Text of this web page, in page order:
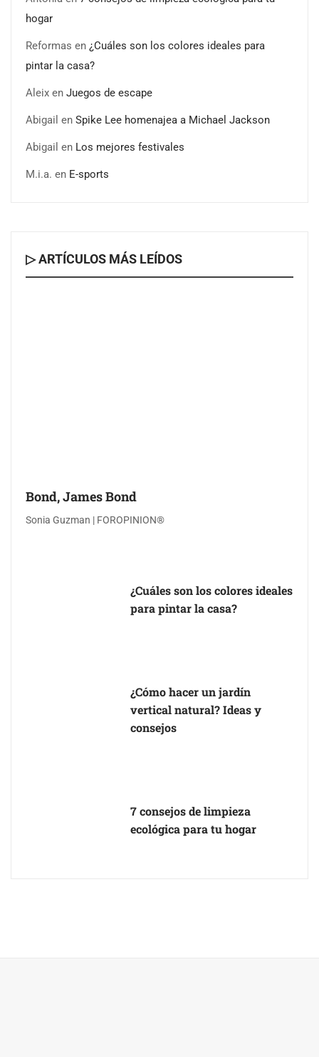
hogar
Reformas en ¿Cuáles son los colores ideales para
pintar la casa?
Aleix en Juegos de escape
Abigail en Spike Lee homenajea a Michael Jackson
Abigail en Los mejores festivales
M.i.a. en E-sports
▷ ARTÍCULOS MÁS LEÍDOS
Bond, James Bond
Sonia Guzman | FOROPINION®
¿Cuáles son los colores ideales
para pintar la casa?
¿Cómo hacer un jardín
vertical natural? Ideas y
consejos
7 consejos de limpieza
ecológica para tu hogar